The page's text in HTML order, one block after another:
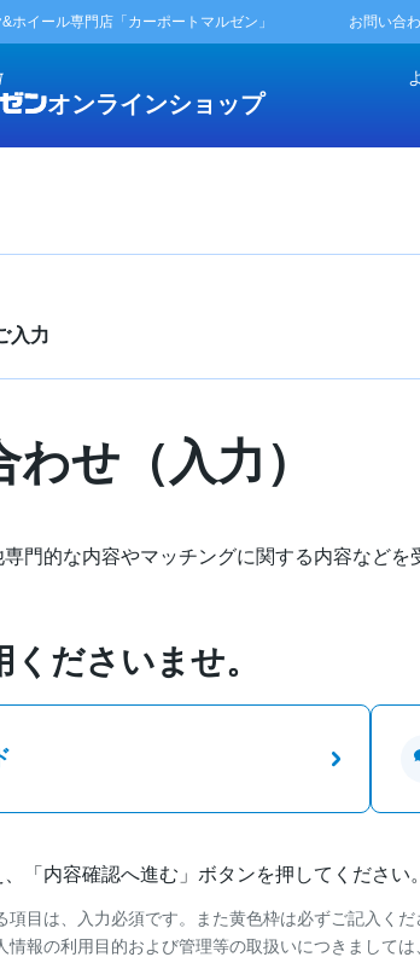
ホイール専門店「カーポートマルゼン」 お問い合
オンラインショップ
入力
せ（入力）
門的な内容やマッチングに関する内容などを
ださいませ。
「内容確認へ進む」ボタンを押してください。
項目は、入力必須です。また黄色枠は必ずご記入くだ
情報の利用目的および管理等の取扱いにつきましては